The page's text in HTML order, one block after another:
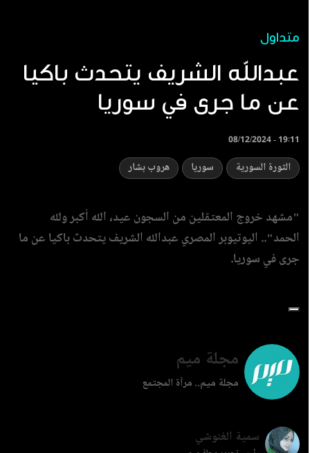
متداول
عبدالله الشريف يتحدث باكيا
عن ما جرى في سوريا
08/12/2024 - 19:11
الثورة السورية سوريا هروب بشار
"مشهد خروج المعتقلين من السجون عيد، الله أكبر ولله
الحمد".. اليوتيوبر المصري عبدالله الشريف يتحدث باكيا عن ما
جرى في سوريا.
مجلة ميم
مجلة ميم.. مرآة المجتمع
سمية الغنوشي